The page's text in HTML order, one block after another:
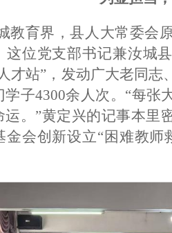
教育界，县人大常委会
这位党支部书记兼汝城
才站”，发动广大老同
学子4300余人次。“每张
运。”黄定兴的记事本里
金会创新设立“困难教